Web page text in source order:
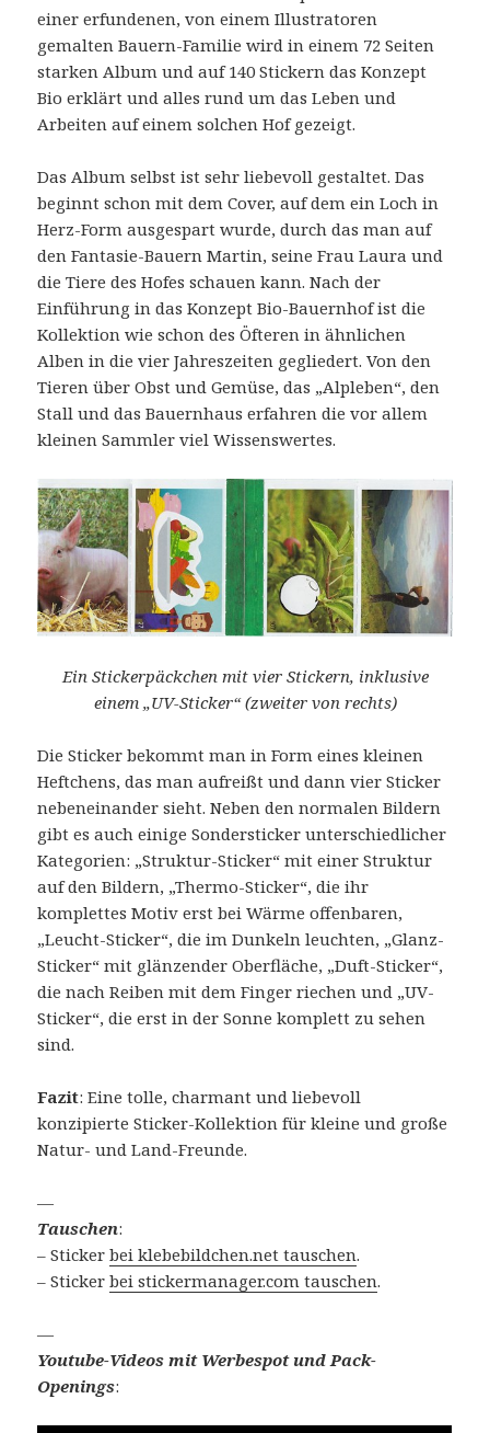
einer erfundenen, von einem Illustratoren
gemalten Bauern-Familie wird in einem 72 Seiten
starken Album und auf 140 Stickern das Konzept
Bio erklärt und alles rund um das Leben und
Arbeiten auf einem solchen Hof gezeigt.
Das Album selbst ist sehr liebevoll gestaltet. Das
beginnt schon mit dem Cover, auf dem ein Loch in
Herz-Form ausgespart wurde, durch das man auf
den Fantasie-Bauern Martin, seine Frau Laura und
die Tiere des Hofes schauen kann. Nach der
Einführung in das Konzept Bio-Bauernhof ist die
Kollektion wie schon des Öfteren in ähnlichen
Alben in die vier Jahreszeiten gegliedert. Von den
Tieren über Obst und Gemüse, das „Alpleben“, den
Stall und das Bauernhaus erfahren die vor allem
kleinen Sammler viel Wissenswertes.
Ein Stickerpäckchen mit vier Stickern, inklusive
einem „UV-Sticker“ (zweiter von rechts)
Die Sticker bekommt man in Form eines kleinen
Heftchens, das man aufreißt und dann vier Sticker
nebeneinander sieht. Neben den normalen Bildern
gibt es auch einige Sondersticker unterschiedlicher
Kategorien: „Struktur-Sticker“ mit einer Struktur
auf den Bildern, „Thermo-Sticker“, die ihr
komplettes Motiv erst bei Wärme offenbaren,
„Leucht-Sticker“, die im Dunkeln leuchten, „Glanz-
Sticker“ mit glänzender Oberfläche, „Duft-Sticker“,
die nach Reiben mit dem Finger riechen und „UV-
Sticker“, die erst in der Sonne komplett zu sehen
sind.
Fazit: Eine tolle, charmant und liebevoll
konzipierte Sticker-Kollektion für kleine und große
Natur- und Land-Freunde.
—
Tauschen:
– Stickerbei klebebildchen.net tauschen.
– Stickerbei stickermanager.com tauschen.
—
Youtube-Videos mit Werbespot und Pack-
Openings: